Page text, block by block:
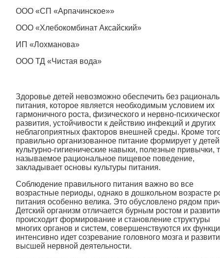
ООО «СП «Арпачинское»»
ООО «Хлебокомбинат Аксайский»
ИП «Лохманова»
ООО ТД «Чистая вода»
Здоровье детей невозможно обеспечить без
питания, которое является необходимым условием их
гармоничного роста, физического и нервно-
развития, устойчивости к действию инфекций и других
неблагоприятных факторов внешней среды. Кроме
правильно организованное питание формирует у детей
культурно-гигиенические навыки, полезные привычки,
называемое рациональное пищевое поведение,
закладывает основы культуры питания.
Соблюдение правильного питания важно во все
возрастные периоды, однако в дошкольном возрасте
питания особенно велика. Это обусловлено рядом
Детский организм отличается бурным ростом и
происходит формирование и становление структуры
многих органов и систем, совершенствуются их
интенсивно идет созревание головного мозга и
высшей нервной деятельности.